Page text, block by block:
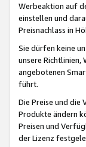
Werbeaktion auf
einstellen und
Preisnachlass in
Sie dürfen keine
unsere Richtlinien,
angebotenen
führt.
Die Preise und die
Produkte ändern
Preisen und
der Lizenz